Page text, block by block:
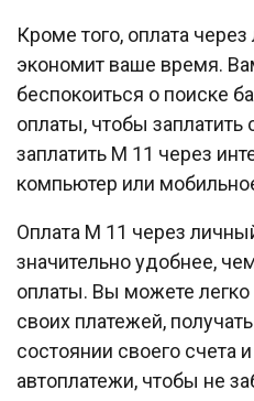
Кроме того, оплата
экономит ваше время.
беспокоиться о поиске
оплаты, чтобы
заплатить М 11 через
компьютер или
Оплата М 11 через
значительно удобнее,
оплаты. Вы можете
своих платежей,
состоянии своего счета
автоплатежи, чтобы не